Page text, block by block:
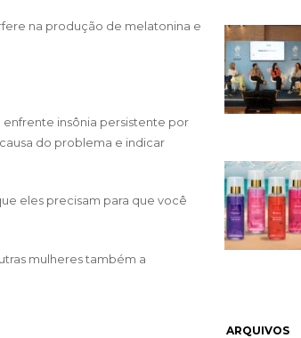
na produção de melatonina e
insônia persistente por
do problema e indicar
eles precisam para que você
mulheres também a
ARQUIVOS